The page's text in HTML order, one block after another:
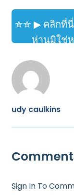
เรื่อง | พากย์ไทย
ซับไทย HD
✮✮ ▶ คลิกที่
ห่านมิใช่
udy caulkins
Sign In To